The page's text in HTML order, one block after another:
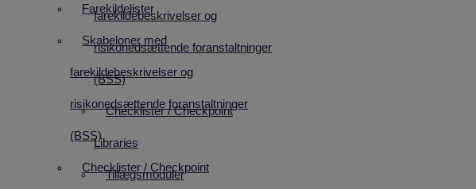
farekildebeskrivelser og
risikonedsættende foranstaltninger
(BSS)
Checklister / Checkpoint
Libraries
Tillægsmoduler
Farekildelister
Skabeloner med
farekildebeskrivelser og
risikonedsættende foranstaltninger
(BSS)
Checklister / Checkpoint